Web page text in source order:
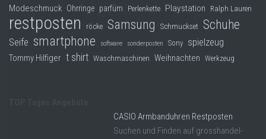
Modeschmuck Ohrringe parfüm Perlenkette Playstation Ralph Lauren
restposten röcke Samsung Schmuckset Schuhe
Seife smartphone software sonderposten Sony spielzeug
Tommy Hilfiger t shirt Waschmaschinen Weihnachten Werkzeug
CASIO Armbanduhren Restposten
Suchen und Finden auf grosshandel-